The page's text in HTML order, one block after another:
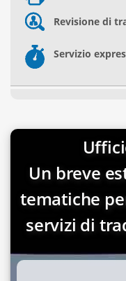
Revisione di
Servizio
Un breve
tematiche
servizi di